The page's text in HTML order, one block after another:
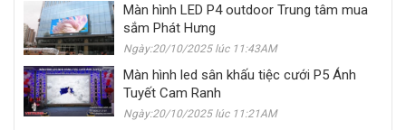
Màn hình LED P4 outdoor Trung tâm mua
sắm Phát Hưng
Ngày:20/10/2025 lúc 11:43AM
Màn hình led sân khấu tiệc cưới P5 Ánh
Tuyết Cam Ranh
Ngày:20/10/2025 lúc 11:21AM